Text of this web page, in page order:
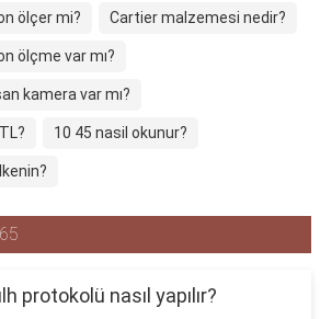
ölçer mi? Cartier malzemesi nedir?
ölçme var mı?
kamera var mı?
10 45 nasil okunur?